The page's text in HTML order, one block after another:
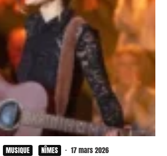
MUSIQUE NÎMES · 17 mars 2026